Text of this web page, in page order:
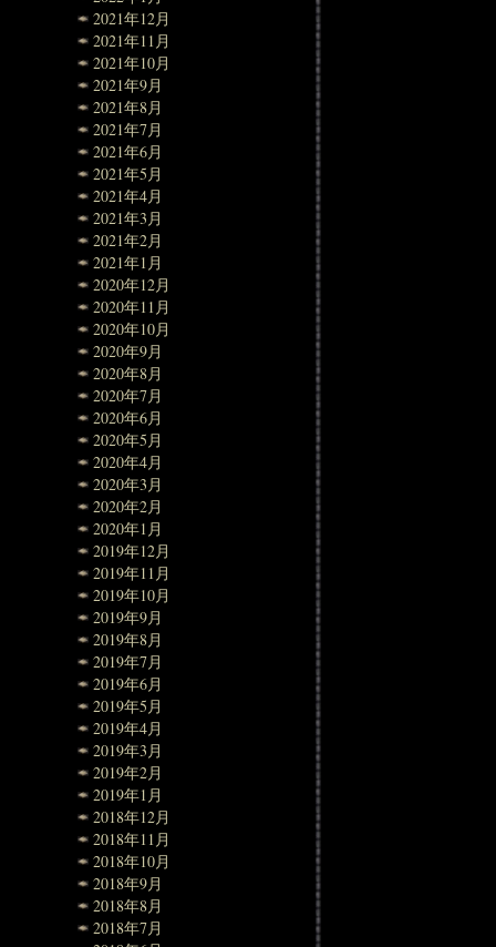
2021年12月
2021年11月
2021年10月
2021年9月
2021年8月
2021年7月
2021年6月
2021年5月
2021年4月
2021年3月
2021年2月
2021年1月
2020年12月
2020年11月
2020年10月
2020年9月
2020年8月
2020年7月
2020年6月
2020年5月
2020年4月
2020年3月
2020年2月
2020年1月
2019年12月
2019年11月
2019年10月
2019年9月
2019年8月
2019年7月
2019年6月
2019年5月
2019年4月
2019年3月
2019年2月
2019年1月
2018年12月
2018年11月
2018年10月
2018年9月
2018年8月
2018年7月